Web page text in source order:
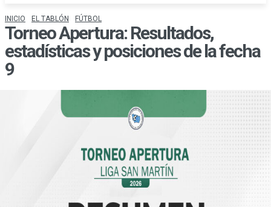
INICIO EL TABLÓN FÚTBOL
Torneo Apertura: Resultados,
estadísticas y posiciones de la fecha
9